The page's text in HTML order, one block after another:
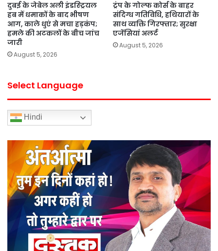
दुबई के जेबेल अली इंडस्ट्रियल
हब में धमाकों के बाद भीषण
आग, काले धुएं से मचा हड़कंप;
हमले की अटकलों के बीच जांच
जारी
August 5, 2026
ट्रंप के गोल्फ कोर्स के बाहर
संदिग्ध गतिविधि, हथियारों के
साथ व्यक्ति गिरफ्तार; सुरक्षा
एजेंसियां अलर्ट
August 5, 2026
Select Language
Hindi